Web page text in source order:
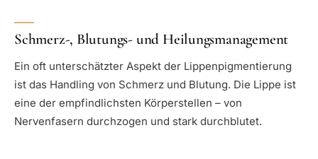
Schmerz-, Blutungs- und Heilungsmanagement
Ein oft unterschätzter Aspekt der Lippenpigmentierung
ist das Handling von Schmerz und Blutung. Die Lippe ist
eine der empfindlichsten Körperstellen – von
Nervenfasern durchzogen und stark durchblutet.